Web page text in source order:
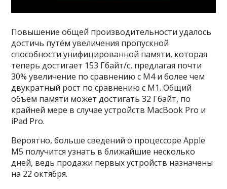
Повышение общей производительности удалось
достичь путём увеличения пропускной
способности унифицированной памяти, которая
теперь достигает 153 Гбайт/с, предлагая почти
30% увеличение по сравнению с M4 и более чем
двукратный рост по сравнению с M1. Общий
объём памяти может достигать 32 Гбайт, по
крайней мере в случае устройств MacBook Pro и
iPad Pro.
Вероятно, больше сведений о процессоре Apple
M5 получится узнать в ближайшие несколько
дней, ведь продажи первых устройств назначены
на 22 октября.